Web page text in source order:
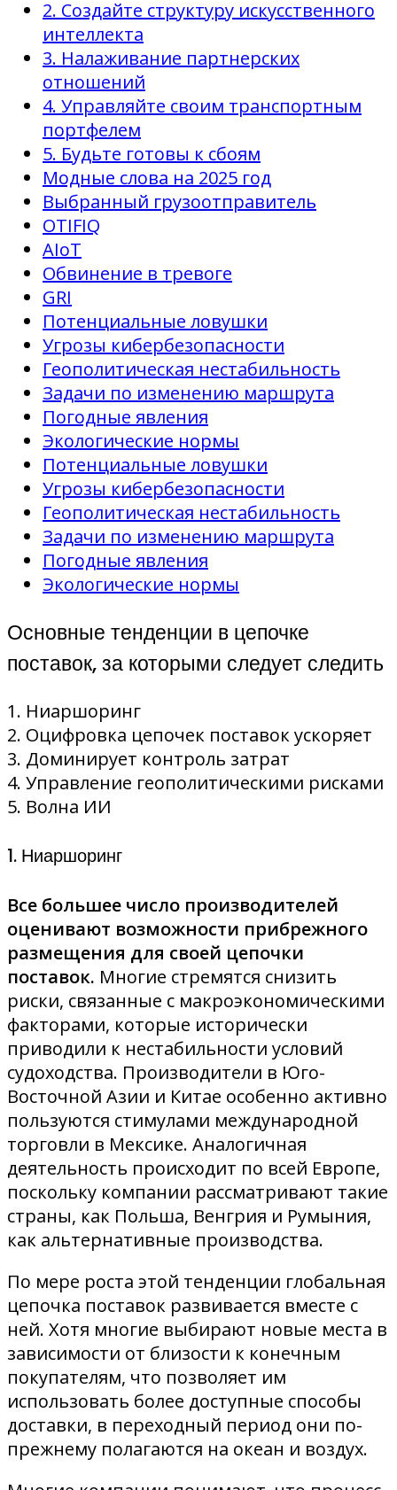
2. Создайте структуру искусственного
интеллекта
3. Налаживание партнерских
отношений
4. Управляйте своим транспортным
портфелем
5. Будьте готовы к сбоям
Модные слова на 2025 год
Выбранный грузоотправитель
OTIFIQ
AIoT
Обвинение в тревоге
GRI
Потенциальные ловушки
Угрозы кибербезопасности
Геополитическая нестабильность
Задачи по изменению маршрута
Погодные явления
Экологические нормы
Потенциальные ловушки
Угрозы кибербезопасности
Геополитическая нестабильность
Задачи по изменению маршрута
Погодные явления
Экологические нормы
Основные тенденции в цепочке
поставок, за которыми следует следить
1. Ниаршоринг
2. Оцифровка цепочек поставок ускоряет
3. Доминирует контроль затрат
4. Управление геополитическими рисками
5. Волна ИИ
1. Ниаршоринг
Все большее число производителей
оценивают возможности прибрежного
размещения для своей цепочки
поставок. Многие стремятся снизить
риски, связанные с макроэкономическими
факторами, которые исторически
приводили к нестабильности условий
судоходства. Производители в Юго-
Восточной Азии и Китае особенно активно
пользуются стимулами международной
торговли в Мексике. Аналогичная
деятельность происходит по всей Европе,
поскольку компании рассматривают такие
страны, как Польша, Венгрия и Румыния,
как альтернативные производства.
По мере роста этой тенденции глобальная
цепочка поставок развивается вместе с
ней. Хотя многие выбирают новые места в
зависимости от близости к конечным
покупателям, что позволяет им
использовать более доступные способы
доставки, в переходный период они по-
прежнему полагаются на океан и воздух.